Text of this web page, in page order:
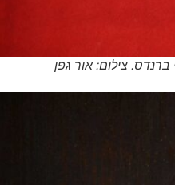
צילום: אור גפן